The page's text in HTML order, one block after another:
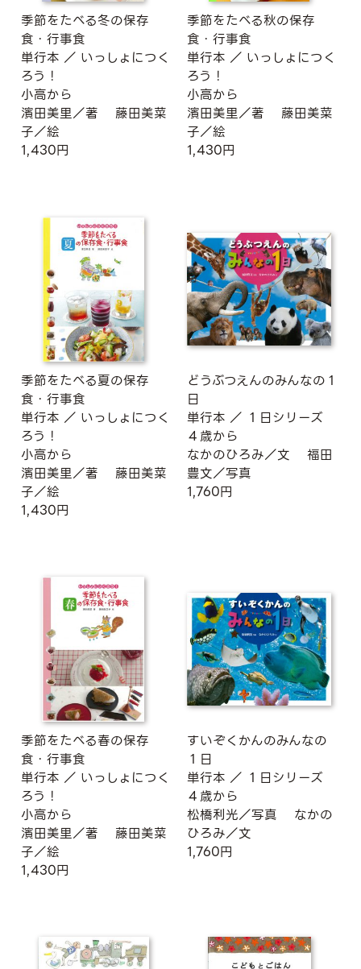
季節をたべる冬の保存
食・行事食
単行本 ／ いっしょにつく
ろう！
小高から
濱田美里／著
藤田美菜
子／絵
1,430円
季節をたべる秋の保存
食・行事食
単行本 ／ いっしょにつく
ろう！
小高から
濱田美里／著
藤田美菜
子／絵
1,430円
季節をたべる夏の保存
食・行事食
単行本 ／ いっしょにつく
ろう！
小高から
濱田美里／著
藤田美菜
子／絵
1,430円
どうぶつえんのみんなの１
日
単行本 ／ １日シリーズ
４歳から
なかのひろみ／文
福田
豊文／写真
1,760円
季節をたべる春の保存
食・行事食
単行本 ／ いっしょにつく
ろう！
小高から
濱田美里／著
藤田美菜
子／絵
1,430円
すいぞくかんのみんなの
１日
単行本 ／ １日シリーズ
４歳から
松橋利光／写真
なかの
ひろみ／文
1,760円